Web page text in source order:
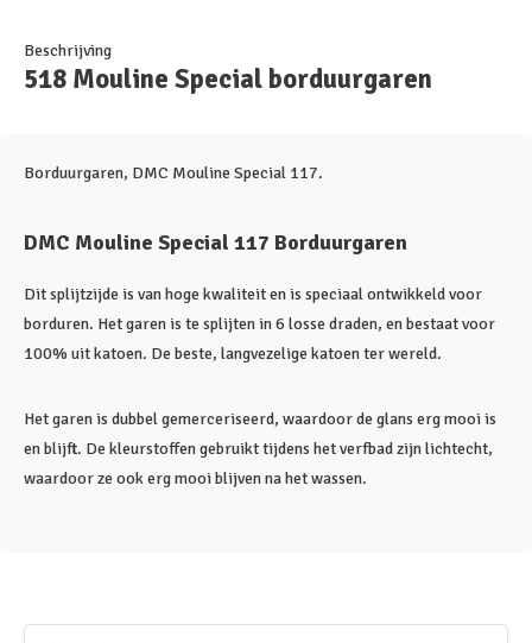
Beschrijving
518 Mouline Special borduurgaren
Borduurgaren, DMC Mouline Special 117.
DMC Mouline Special 117 Borduurgaren
Dit splijtzijde is van hoge kwaliteit en is speciaal ontwikkeld voor
borduren. Het garen is te splijten in 6 losse draden, en bestaat voor
100% uit katoen. De beste, langvezelige katoen ter wereld.
Het garen is dubbel gemerceriseerd, waardoor de glans erg mooi is
en blijft. De kleurstoffen gebruikt tijdens het verfbad zijn lichtecht,
waardoor ze ook erg mooi blijven na het wassen.